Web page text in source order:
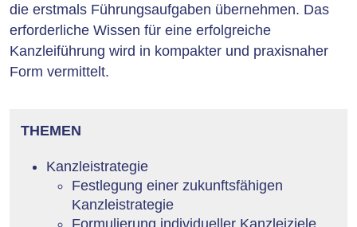
die erstmals Führungsaufgaben übernehmen. Das
erforderliche Wissen für eine erfolgreiche
Kanzleiführung wird in kompakter und praxisnaher
Form vermittelt.
THEMEN
Kanzleistrategie
Festlegung einer zukunftsfähigen
Kanzleistrategie
Formulierung individueller Kanzleiziele